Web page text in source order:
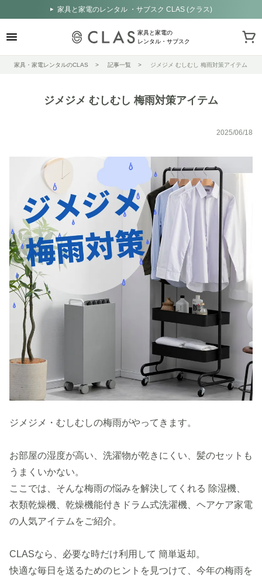
家具と家電のレンタル ・サブスク CLAS (クラス)
家具と家電の
レンタル・サブスク
家具・家電レンタルのCLAS 記事一覧 ジメジメ むしむし 梅雨対策アイテム
ジメジメ むしむし 梅雨対策アイテム
2025/06/18
ジメジメ・むしむしの梅雨がやってきます。
お部屋の湿度が高い、洗濯物が乾きにくい、髪のセットも
うまくいかない。
ここでは、そんな梅雨の悩みを解決してくれる 除湿機、
衣類乾燥機、乾燥機能付きドラム式洗濯機、ヘアケア家電
の人気アイテムをご紹介。
CLASなら、必要な時だけ利用して 簡単返却。
快適な毎日を送るためのヒントを見つけて、今年の梅雨を